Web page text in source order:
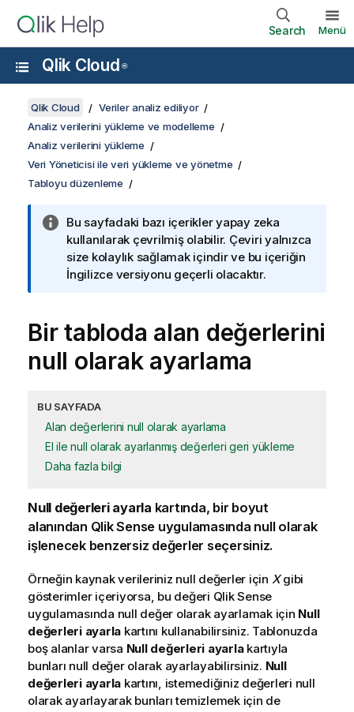
Search Menü
Qlik Cloud ®
Qlik Cloud
Veriler analiz ediliyor
Analiz verilerini yükleme ve modelleme
Analiz verilerini yükleme
Veri Yöneticisi ile veri yükleme ve yönetme
Tabloyu düzenleme
Bu sayfadaki bazı içerikler yapay zeka
kullanılarak çevrilmiş olabilir. Çeviri yalnızca
size kolaylık sağlamak içindir ve bu içeriğin
İngilizce versiyonu geçerli olacaktır.
Bir tabloda alan değerlerini
null olarak ayarlama
BU SAYFADA
Alan değerlerini null olarak ayarlama
El ile null olarak ayarlanmış değerleri geri yükleme
Daha fazla bilgi
Null değerleri ayarla kartında, bir boyut
alanından Qlik Sense uygulamasında null olarak
işlenecek benzersiz değerler seçersiniz.
Örneğin kaynak verileriniz null değerler için Xgibi
gösterimler içeriyorsa, bu değeri Qlik Sense
uygulamasında null değer olarak ayarlamak için Null
değerleri ayarla kartını kullanabilirsiniz. Tablonuzda
boş alanlar varsa Null değerleri ayarlakartıyla
bunları null değer olarak ayarlayabilirsiniz. Null
değerleri ayarla kartını, istemediğiniz değerleri null
olarak ayarlayarak bunları temizlemek için de